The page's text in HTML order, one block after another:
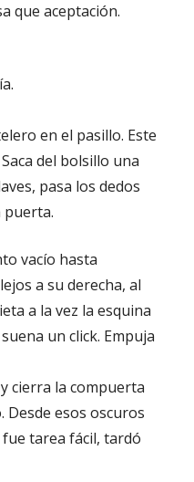
que aceptación.
en el pasillo. Este
del bolsillo una
pasa los dedos
puerta.
vacío hasta
a su derecha, al
a la vez la esquina
un click. Empuja
cierra la compuerta
esos oscuros
tarea fácil, tardó